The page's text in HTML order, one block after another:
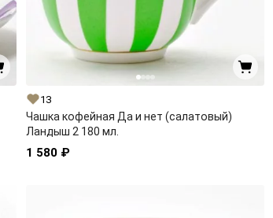
13
Чашка кофейная Да и нет (салатовый)
Ландыш 2 180 мл.
1 580 ₽